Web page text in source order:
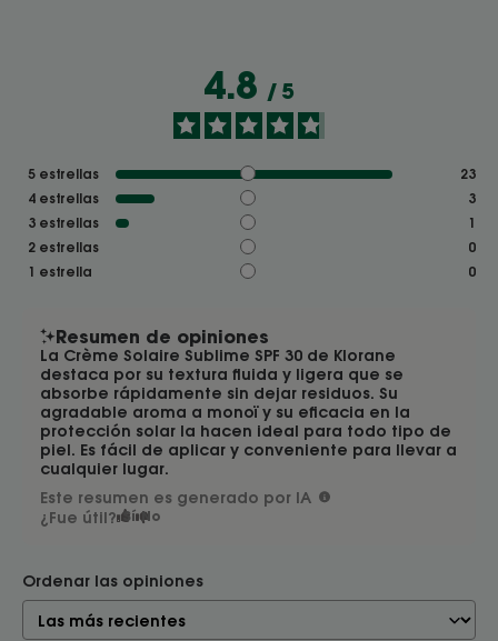
4.8 / 5
5 estrellas
23
4 estrellas
3
3 estrellas
1
2 estrellas
0
1 estrella 0
Resumen de opiniones
La Crème Solaire Sublime SPF 30 de Klorane
destaca por su textura fluida y ligera que se
absorbe rápidamente sin dejar residuos. Su
agradable aroma a monoï y su eficacia en la
protección solar la hacen ideal para todo tipo de
piel. Es fácil de aplicar y conveniente para llevar a
cualquier lugar.
Este resumen es generado por IA
¿Fue útil? Sí No
Ordenar las opiniones